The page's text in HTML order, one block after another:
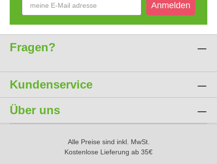
Anmelden
Fragen?
Kundenservice
Über uns
Alle Preise sind inkl. MwSt.
Kostenlose Lieferung ab 35€